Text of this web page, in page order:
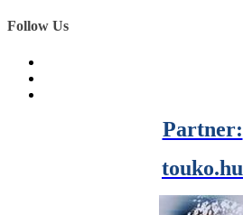
Follow Us
Partner:
touko.hu